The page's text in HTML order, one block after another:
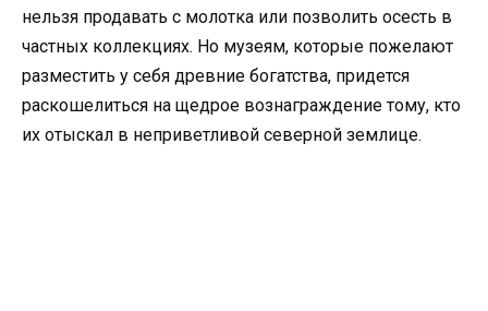
нельзя продавать с молотка или позволить осесть в
частных коллекциях. Но музеям, которые пожелают
разместить у себя древние богатства, придется
раскошелиться на щедрое вознаграждение тому, кто
их отыскал в неприветливой северной землице.